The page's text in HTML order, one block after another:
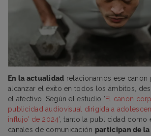
En la actualidad relacionamos ese canon
alcanzar el éxito en todos los ámbitos,
el afectivo. Según el estudio ‘El canon
publicidad audiovisual dirigida a
influjo’ de 2024’, tanto la publicidad como
canales de comunicación participan de la